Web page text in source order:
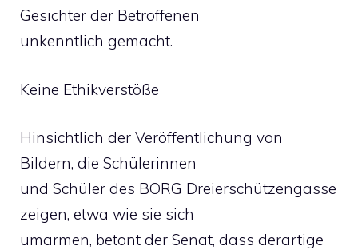
Gesichter der Betroffenen
unkenntlich gemacht.
Keine Ethikverstöße
Hinsichtlich der Veröffentlichung von
Bildern, die Schülerinnen
und Schüler des BORG Dreierschützengasse
zeigen, etwa wie sie sich
umarmen, betont der Senat, dass derartige